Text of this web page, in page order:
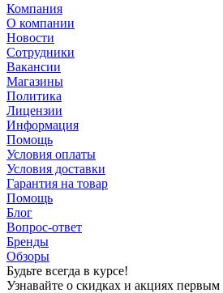
Компания
О компании
Новости
Сотрудники
Вакансии
Магазины
Политика
Лицензии
Информация
Помощь
Условия оплаты
Условия доставки
Гарантия на товар
Помощь
Блог
Вопрос-ответ
Бренды
Обзоры
Будьте всегда в курсе!
Узнавайте о скидках и акциях первым